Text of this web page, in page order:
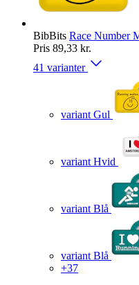
BibBits Race Number
Pris 89,33 kr.
41 varianter
variant Gul
variant Hvid
variant Blå
variant Blå
+37